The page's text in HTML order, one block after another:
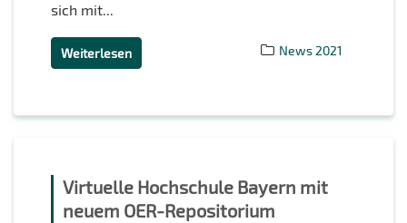
sich mit...
News 2021
Weiterlesen
Virtuelle Hochschule Bayern mit
neuem OER-Repositorium